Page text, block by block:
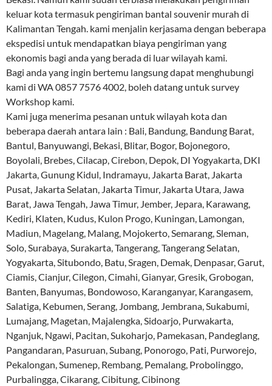
keluar kota termasuk pengiriman bantal souvenir murah di
Kalimantan Tengah. kami menjalin kerjasama dengan beberapa
ekspedisi untuk mendapatkan biaya pengiriman yang
ekonomis bagi anda yang berada di luar wilayah kami.
Bagi anda yang ingin bertemu langsung dapat menghubungi
kami di WA 0857 7576 4002, boleh datang untuk survey
Workshop kami.
Kami juga menerima pesanan untuk wilayah kota dan
beberapa daerah antara lain : Bali, Bandung, Bandung Barat,
Bantul, Banyuwangi, Bekasi, Blitar, Bogor, Bojonegoro,
Boyolali, Brebes, Cilacap, Cirebon, Depok, DI Yogyakarta, DKI
Jakarta, Gunung Kidul, Indramayu, Jakarta Barat, Jakarta
Pusat, Jakarta Selatan, Jakarta Timur, Jakarta Utara, Jawa
Barat, Jawa Tengah, Jawa Timur, Jember, Jepara, Karawang,
Kediri, Klaten, Kudus, Kulon Progo, Kuningan, Lamongan,
Madiun, Magelang, Malang, Mojokerto, Semarang, Sleman,
Solo, Surabaya, Surakarta, Tangerang, Tangerang Selatan,
Yogyakarta, Situbondo, Batu, Sragen, Demak, Denpasar, Garut,
Ciamis, Cianjur, Cilegon, Cimahi, Gianyar, Gresik, Grobogan,
Banten, Banyumas, Bondowoso, Karanganyar, Karangasem,
Salatiga, Kebumen, Serang, Jombang, Jembrana, Sukabumi,
Lumajang, Magetan, Majalengka, Sidoarjo, Purwakarta,
Nganjuk, Ngawi, Pacitan, Sukoharjo, Pamekasan, Pandeglang,
Pangandaran, Pasuruan, Subang, Ponorogo, Pati, Purworejo,
Pekalongan, Sumenep, Rembang, Pemalang, Probolinggo,
Purbalingga, Cikarang, Cibitung, Cibinong